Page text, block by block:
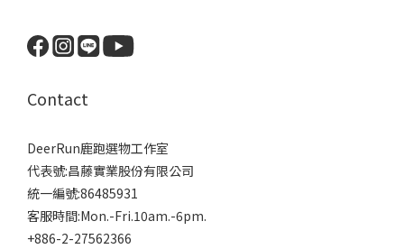
Contact
DeerRun鹿跑選物工作室
代表號:昌藤實業股份有限公司
統一編號:86485931
客服時間:Mon.-Fri.10am.-6pm.
+886-2-27562366